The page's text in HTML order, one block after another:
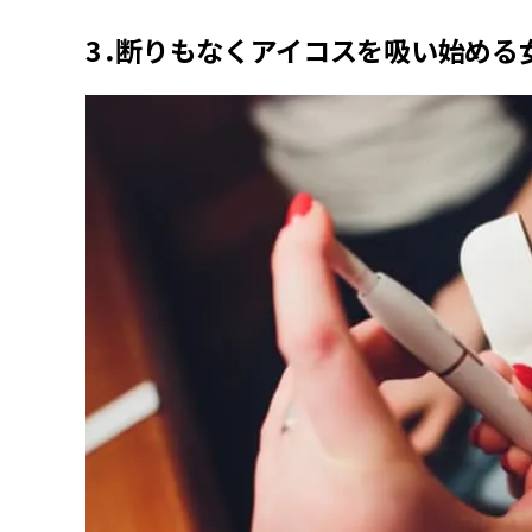
3．断りもなくアイコスを吸い始める